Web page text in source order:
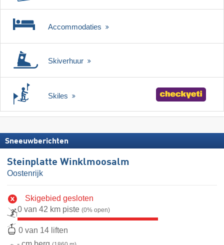
Accommodaties
Skiverhuur
Skiles
Sneeuwberichten
Steinplatte Winklmoosalm
Oostenrijk
Skigebied gesloten
0 van 42 km piste (0% open)
0 van 14 liften